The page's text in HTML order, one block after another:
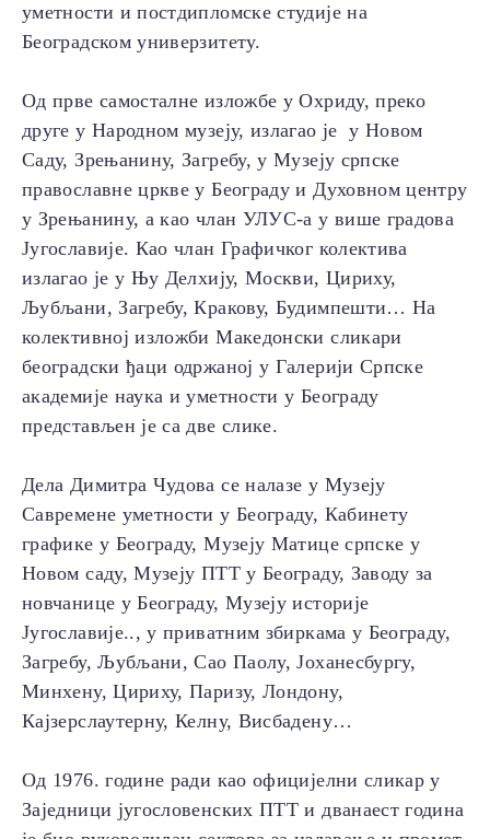
уметности и постдипломске студије на
Београдском универзитету.
Од прве самосталне изложбе у Охриду, преко
друге у Народном музеју, излагао је у Новом
Саду, Зрењанину, Загребу, у Музеју српске
православне цркве у Београду и Духовном центру
у Зрењанину, а као члан УЛУС-а у више градова
Југославије. Као члан Графичког колектива
излагао је у Њу Делхију, Москви, Цириху,
Љубљани, Загребу, Кракову, Будимпешти… На
колективној изложби Македонски сликари
београдски ђаци одржаној у Галерији Српске
академије наука и уметности у Београду
представљен је са две слике.
Дела Димитра Чудова се налазе у Музеју
Савремене уметности у Београду, Кабинету
графике у Београду, Музеју Матице српске у
Новом саду, Музеју ПТТ у Београду, Заводу за
новчанице у Београду, Музеју историје
Југославије.., у приватним збиркама у Београду,
Загребу, Љубљани, Сао Паолу, Јоханесбургу,
Минхену, Цириху, Паризу, Лондону,
Кајзерслаутерну, Келну, Висбадену…
Од 1976. године ради као официјелни сликар у
Заједници југословенских ПТТ и дванаест година